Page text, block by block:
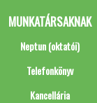
MUNKATÁRSAKNAK
Neptun (oktatói)
Telefonkönyv
Kancellária